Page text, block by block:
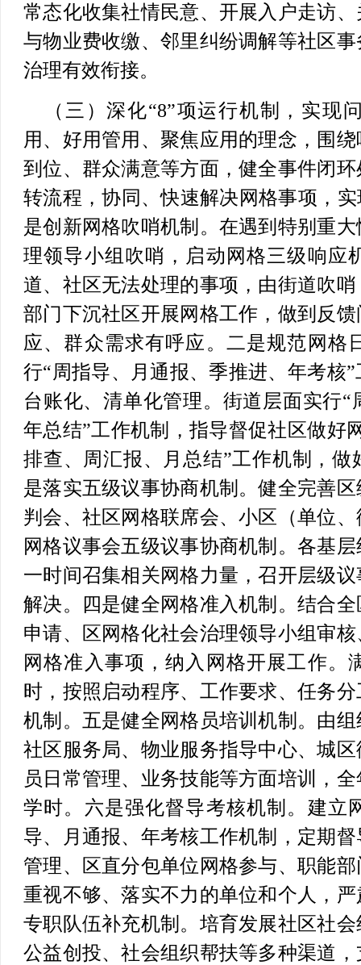
常态化收集社情民意、开展入户走访
与物业费收缴、邻里纠纷调解等社区
治理有效衔接。
（三）深化“8”项运行机制，实现
用、好用管用、聚焦应用的理念，围
到位、群众满意等方面，健全事件闭
转流程，协同、快速解决网格事项，
是创新网格吹哨机制。 在遇到特别重
理领导小组吹哨，启动网格三级响应
道、社区无法处理的事项，由街道吹
部门下沉社区开展网格工作，做到反
应、群众需求有呼应。 二是规范网格
行“周指导、月通报、季推进、年考核
台账化、清单化管理。街道层面实行
年总结”工作机制，指导督促社区做好
排查、周汇报、月总结”工作机制，
是落实五级议事协商机制。健全完善
判会、社区网格联席会、小区（单位
网格议事会五级议事协商机制。各基
一时间召集相关网格力量，召开层级
解决。
四是健全网格准入机制。结合全
申请、区网格化社会治理领导小组审
网格准入事项，纳入网格开展工作。
时，按照启动程序、工作要求、任务
机制。 五是健全网格员培训机制。 由组
社区服务局、物业服务指导中心、城
员日常管理、业务技能等方面培训，
学时。 六是强化督导考核机制。 建立
导、月通报、年考核工作机制，定期
管理、区直分包单位网格参与、职能
重视不够、落实不力的单位和个人，
专职队伍补充机制。 培育发展社区社
公益创投、社会组织帮扶等多种渠道